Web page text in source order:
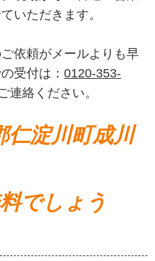
いただきます。
依頼がメールよりも早
受付は：0120-353-
連絡ください。
仁淀川町成川
でしょう